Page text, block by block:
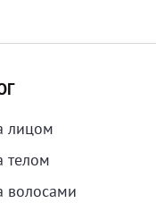
лицом
телом
волосами